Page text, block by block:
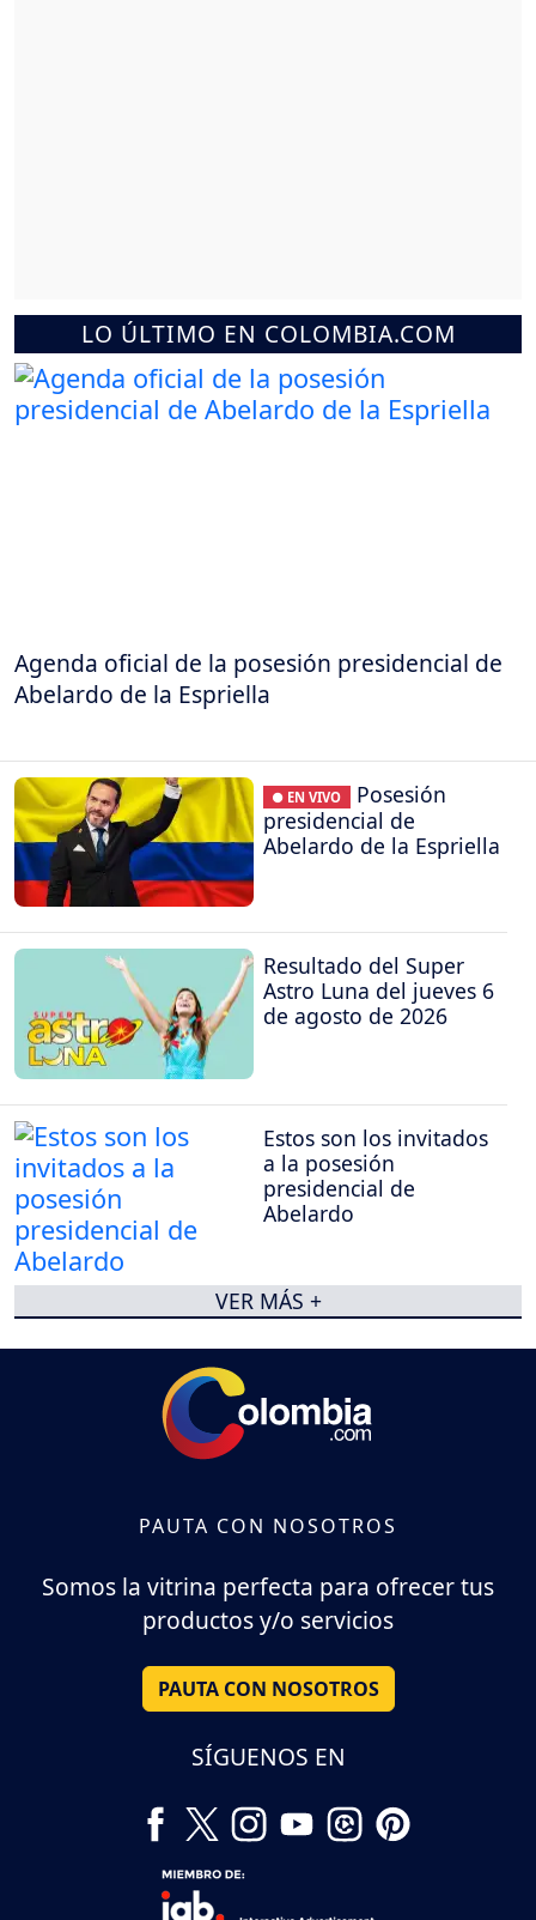
LO ÚLTIMO EN COLOMBIA.COM
Agenda oficial de la posesión presidencial de
Abelardo de la Espriella
● EN VIVO
Posesión
presidencial de
Abelardo de la Espriella
Resultado del Super
Astro Luna del jueves 6
de agosto de 2026
Estos son los invitados
a la posesión
presidencial de
Abelardo
VER MÁS +
PAUTA CON NOSOTROS
Somos la vitrina perfecta para ofrecer tus
productos y/o servicios
PAUTA CON NOSOTROS
SÍGUENOS EN